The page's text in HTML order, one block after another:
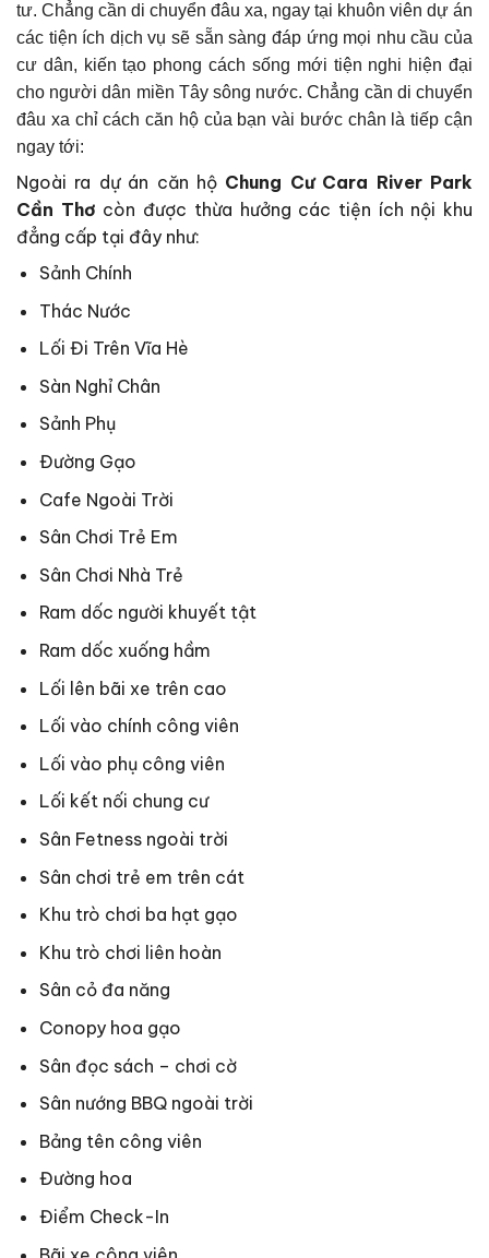
tư. Chẳng cần di chuyển đâu xa, ngay tại khuôn viên dự án
các tiện ích dịch vụ sẽ sẵn sàng đáp ứng mọi nhu cầu của
cư dân, kiến tạo phong cách sống mới tiện nghi hiện đại
cho người dân miền Tây sông nước. Chẳng cần di chuyển
đâu xa chỉ cách căn hộ của bạn vài bước chân là tiếp cận
ngay tới:
Ngoài ra dự án căn hộ Chung Cư Cara River Park
Cần Thơ còn được thừa hưởng các tiện ích nội khu
đẳng cấp tại đây như:
Sảnh Chính
Thác Nước
Lối Đi Trên Vĩa Hè
Sàn Nghỉ Chân
Sảnh Phụ
Đường Gạo
Cafe Ngoài Trời
Sân Chơi Trẻ Em
Sân Chơi Nhà Trẻ
Ram dốc người khuyết tật
Ram dốc xuống hầm
Lối lên bãi xe trên cao
Lối vào chính công viên
Lối vào phụ công viên
Lối kết nối chung cư
Sân Fetness ngoài trời
Sân chơi trẻ em trên cát
Khu trò chơi ba hạt gạo
Khu trò chơi liên hoàn
Sân cỏ đa năng
Conopy hoa gạo
Sân đọc sách – chơi cờ
Sân nướng BBQ ngoài trời
Bảng tên công viên
Đường hoa
Điểm Check-In